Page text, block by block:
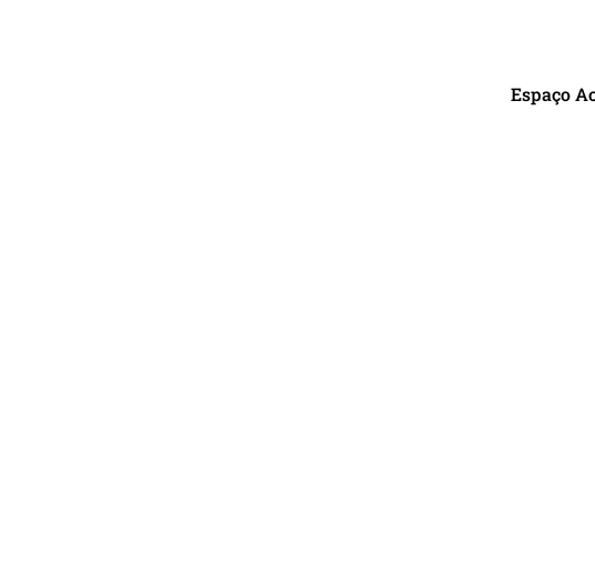
Espaço